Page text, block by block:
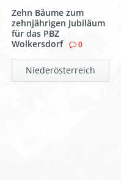
Zehn Bäume zum
zehnjährigen Jubiläum
für das PBZ
Wolkersdorf
0
Niederösterreich